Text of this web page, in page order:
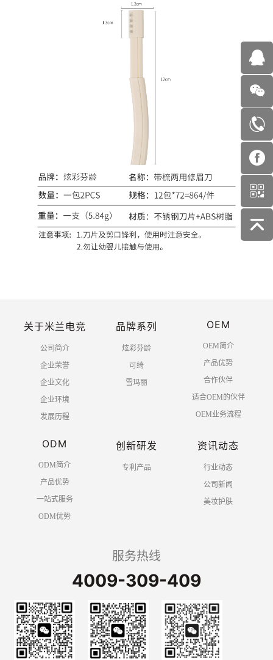
关于米兰电竞
公司简介
企业荣誉
企业文化
企业环境
发展历程
品牌系列
炫彩芬龄
可绮
雪玛丽
OEM
OEM简介
产品优势
合作伙伴
适合OEM的伙伴
OEM业务流程
ODM
ODM简介
产品优势
一站式服务
ODM优势
创新研发
专利产品
资讯动态
行业动态
公司新闻
美妆护肤
服务热线
4009-309-409